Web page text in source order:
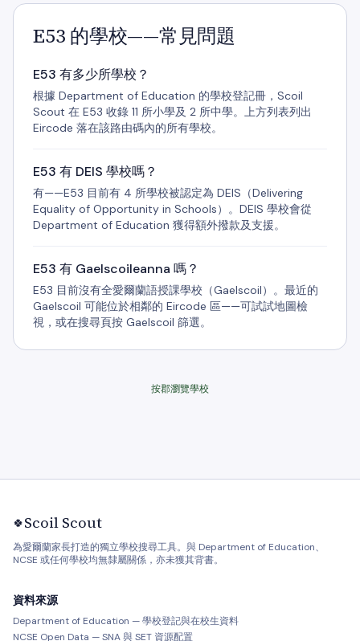
E53 的學校——常見問題
E53 有多少所學校？
根據 Department of Education 的學校登記冊，Scoil
Scout 在 E53 收錄 11 所小學及 2 所中學。上方列表列出
Eircode 落在該路由碼內的所有學校。
E53 有 DEIS 學校嗎？
有——E53 目前有 4 所學校被認定為 DEIS（Delivering
Equality of Opportunity in Schools）。DEIS 學校會從
Department of Education 獲得額外撥款及支援。
E53 有 Gaelscoileanna 嗎？
E53 目前沒有全愛爾蘭語授課學校（Gaelscoil）。最近的
Gaelscoil 可能位於相鄰的 Eircode 區——可試試地圖檢
視，或在搜尋頁按 Gaelscoil 篩選。
按郡瀏覽學校
🍀Scoil Scout
為愛爾蘭家長打造的獨立學校搜尋工具。與 Department of Education、
NCSE 或任何學校均無隸屬關係，亦未獲其背書。
資料來源
Department of Education — 學校登記與在校生資料
NCSE Open Data — SNA 與 SET 資源配置